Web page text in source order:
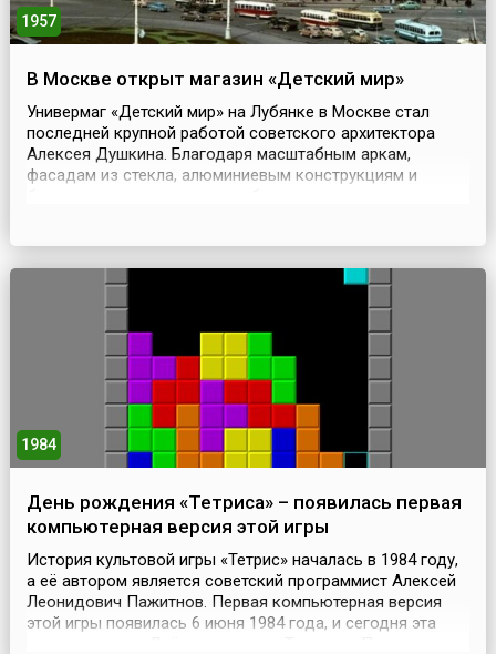
1957
В Москве открыт магазин «Детский мир»
Универмаг «Детский мир» на Лубянке в Москве стал
последней крупной работой советского архитектора
Алексея Душкина. Благодаря масштабным аркам,
фасадам из стекла, алюминиевым конструкциям и
детских то...
1984
День рождения «Тетриса» – появилась первая
компьютерная версия этой игры
История культовой игры «Тетрис» началась в 1984 году,
а её автором является советский программист Алексей
Леонидович Пажитнов. Первая компьютерная версия
этой игры появилась 6 июня 1984 года, и сегодня эта